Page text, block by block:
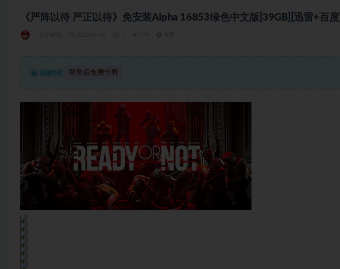
《严阵以待 严正以待》免安装Alpha 16853绿色中文版[39GB][迅雷+百度]
隐藏内容 登录后免费查看